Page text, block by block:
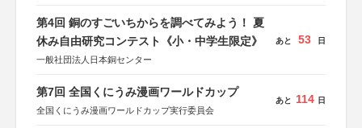
第4回 銅のすごいちからを調べてみよう！ 夏
休み自由研究コンテスト《小・中学生限定》
一般社団法人日本銅センター
あと 53 日
第7回 全国くにうみ漫画ワールドカップ
全国くにうみ漫画ワールドカップ実行委員会
あと 114 日